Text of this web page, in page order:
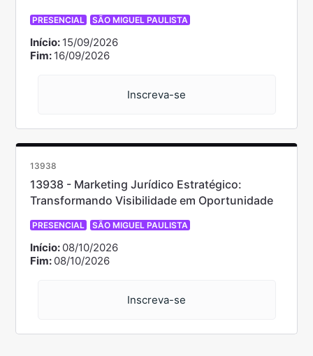
PRESENCIAL SÃO MIGUEL PAULISTA
Início: 15/09/2026
Fim: 16/09/2026
Inscreva-se
13938
13938 - Marketing Jurídico Estratégico:
Transformando Visibilidade em Oportunidade
PRESENCIAL SÃO MIGUEL PAULISTA
Início: 08/10/2026
Fim: 08/10/2026
Inscreva-se